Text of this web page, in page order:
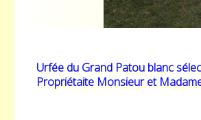
Urfée du Grand Patou blanc
Propriétaite Monsieur et